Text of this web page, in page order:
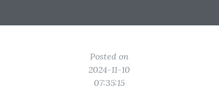
Posted on
2024-11-10
07:35:15